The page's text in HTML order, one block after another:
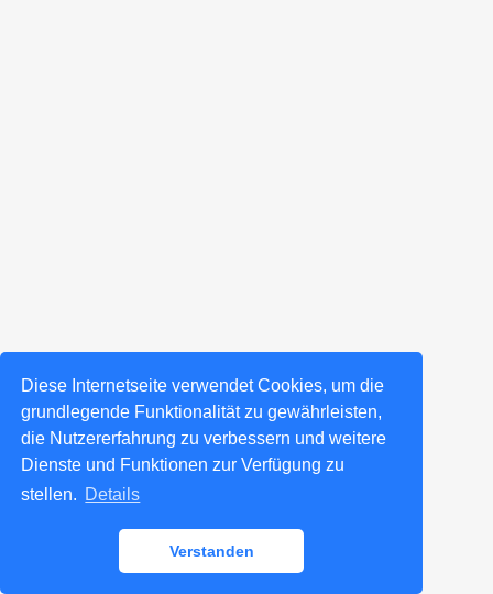
Diese Internetseite verwendet Cookies, um die
grundlegende Funktionalität zu gewährleisten,
die Nutzererfahrung zu verbessern und weitere
Dienste und Funktionen zur Verfügung zu
stellen. Details
Verstanden